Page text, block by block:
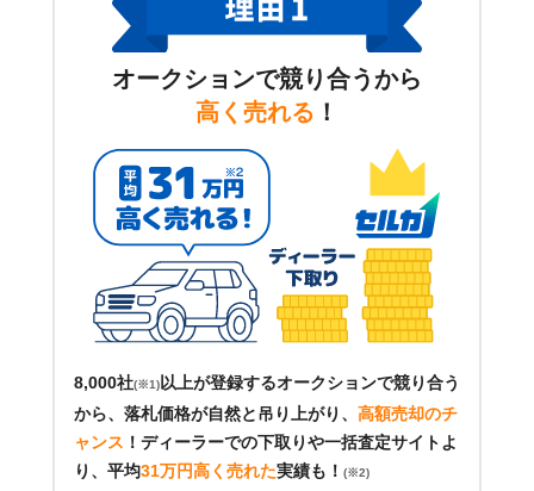
オークションで競り合うから
高く売れる ！
8,000社(※1)以上が登録するオークションで競り合う
から、落札価格が自然と吊り上がり、 高額売却のチ
ャンス ！ ディーラーでの下取りや一括査定サイトよ
り、平均31万円高く売れた実績も！ (※2)